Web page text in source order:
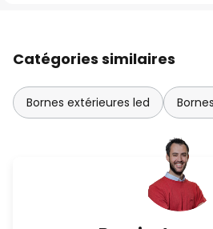
Catégories similaires
Bornes extérieures led